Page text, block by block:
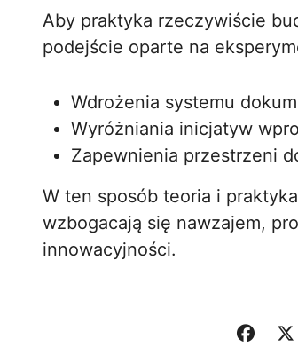
Aby praktyka rzeczywiście
podejście oparte na
Wdrożenia systemu
Wyróżniania inicjatyw
Zapewnienia przestrzeni
W ten sposób teoria i
wzbogacają się nawzajem,
innowacyjności.